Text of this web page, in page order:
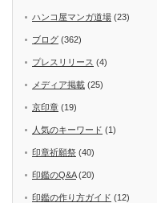
ハンコ屋マンガ道場 (23)
ブログ (362)
プレスリリース (4)
メディア掲載 (25)
京印章 (19)
人気のキーワード (1)
印章祈願祭 (40)
印鑑のQ&A(20)
印鑑の作り方ガイド (12)